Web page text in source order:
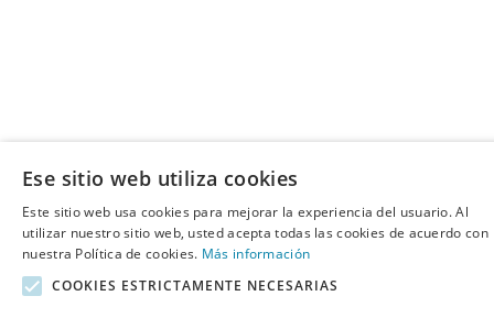
Ese sitio web utiliza cookies
Este sitio web usa cookies para mejorar la experiencia del usuario. Al
utilizar nuestro sitio web, usted acepta todas las cookies de acuerdo con
nuestra Política de cookies. Más información
COOKIES ESTRICTAMENTE NECESARIAS